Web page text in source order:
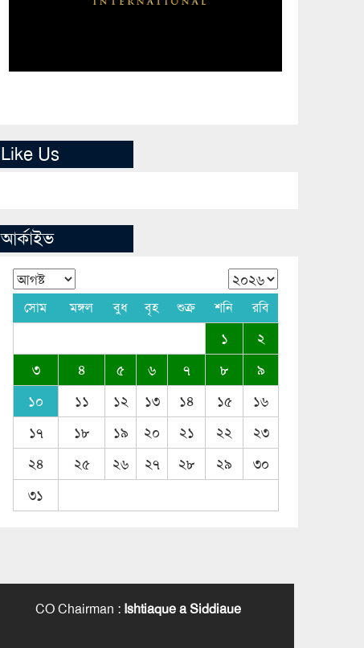
Like Us
আর্কাইভ
সোম মঙ্গল বুধ বৃহ শুক্র শনি রবি
১
২
৩
৪ ৫ ৬ ৭ ৮
৯
১০
১১ ১২ ১৩ ১৪ ১৫
১৬
১৭
১৮ ১৯ ২০ ২১ ২২
২৩
২৪
২৫ ২৬ ২৭ ২৮ ২৯
৩০
৩১
CO Chairman : Ishtiaque a Siddiaue